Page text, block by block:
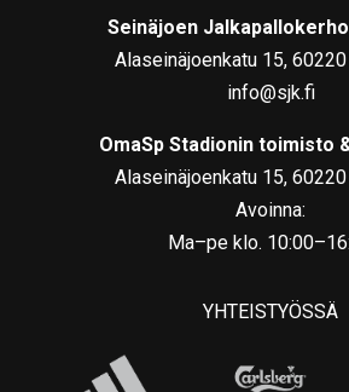
Seinäjoen Jalkapallokerho
Alaseinäjoenkatu 15,
info@sjk.fi
OmaSp Stadionin toimisto
Alaseinäjoenkatu 15,
Avoinna:
Ma–pe klo.
YHTEISTYÖSSÄ